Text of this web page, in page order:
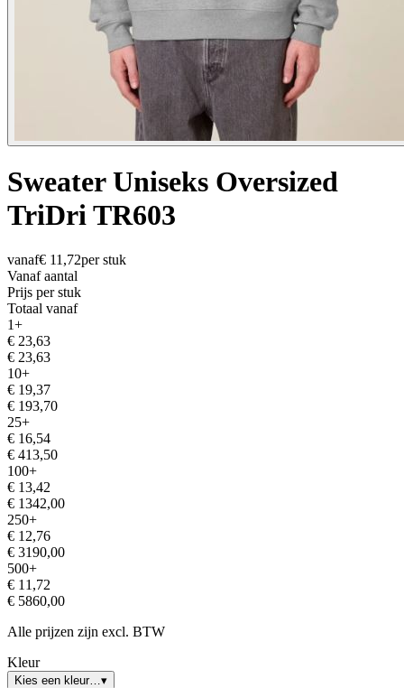
Sweater Uniseks Oversized
TriDri TR603
vanaf€ 11,72per stuk
Vanaf aantal
Prijs per stuk
Totaal vanaf
1+
€ 23,63
€ 23,63
10+
€ 19,37
€ 193,70
25+
€ 16,54
€ 413,50
100+
€ 13,42
€ 1342,00
250+
€ 12,76
€ 3190,00
500+
€ 11,72
€ 5860,00
Alle prijzen zijn excl. BTW
Kleur
Kies een kleur… ▾